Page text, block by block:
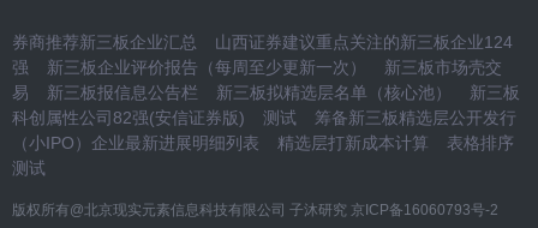
券商推荐新三板企业汇总
山西证券建议重点关注的新三板企业124
强
新三板企业评价报告（每周至少更新一次）
新三板市场壳交
易
新三板报信息公告栏 新三板拟精选层名单（核心池）
新三板
科创属性公司82强(安信证券版)
测试
筹备新三板精选层公开发行
（小IPO）企业最新进展明细列表
精选层打新成本计算
表格排序
测试
版权所有@北京现实元素信息科技有限公司 子沐研究 京ICP备16060793号-2